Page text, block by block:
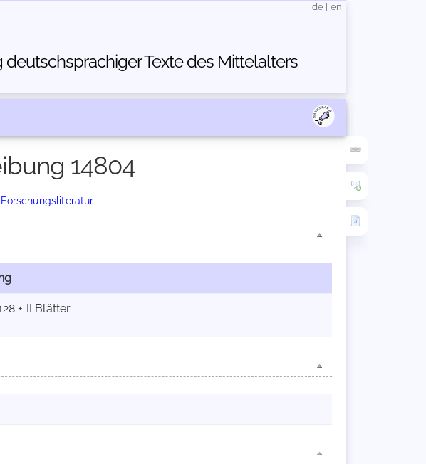
Texte des Mittelalters
de en
14804
Forschungsliteratur
+ II Blätter